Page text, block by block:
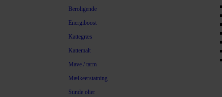
Beroligende
Energiboost
Kattegræs
Kattemalt
Mave / tarm
Mælkeerstatning
Sunde olier